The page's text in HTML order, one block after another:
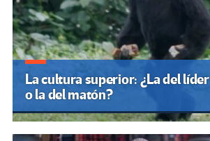
La cultura superior: ¿La del líder
o la del matón?